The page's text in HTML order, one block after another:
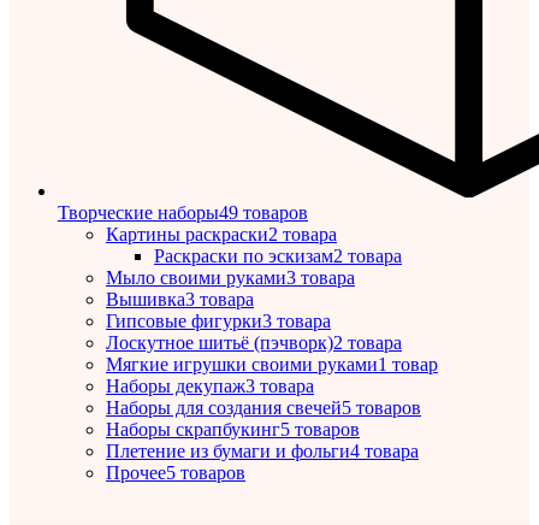
Творческие наборы49 товаров
Картины раскраски2 товара
Раскраски по эскизам2 товара
Мыло своими руками3 товара
Вышивка3 товара
Гипсовые фигурки3 товара
Лоскутное шитьё (пэчворк)2 товара
Мягкие игрушки своими руками1 товар
Наборы декупаж3 товара
Наборы для создания свечей5 товаров
Наборы скрапбукинг5 товаров
Плетение из бумаги и фольги4 товара
Прочее5 товаров